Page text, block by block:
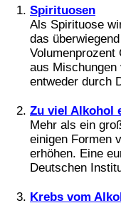
Spirituosen
Als Spirituose
das
Volumenprozent
aus Mischungen
entweder durch
Zu viel Alkohol
Mehr als ein
einigen Formen
erhöhen. Eine
Deutschen
Krebs vom